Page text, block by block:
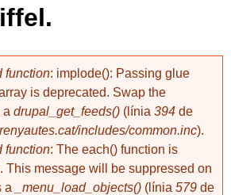
function: implode(): Passing glue
is deprecated. Swap the
a drupal_get_feeds() (línia 394 de
includes/common.inc).
function: The each() function is
This message will be suppressed on
a
_menu_load_objects() (línia 579 de